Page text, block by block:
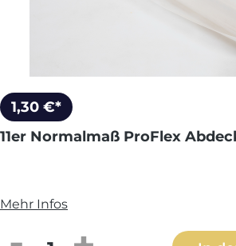
1,30 €*
11er Normalmaß ProFlex
Mehr Infos